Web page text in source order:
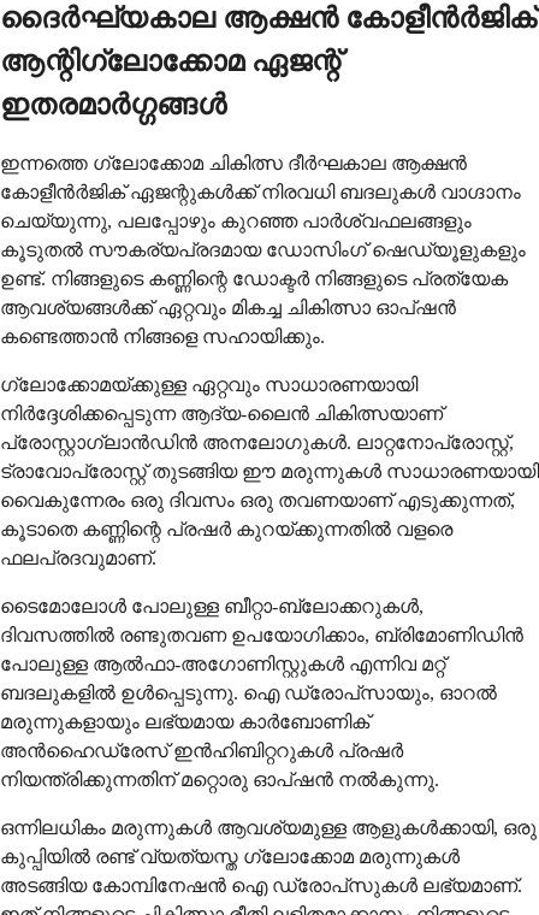
ദൈർഘ്യകാല ആക്ഷൻ കോളീൻർജിക്
ആന്റിഗ്ലോക്കോമ ഏജന്റ്
ഇതരമാർഗ്ഗങ്ങൾ
ഇന്നത്തെ ഗ്ലോക്കോമ ചികിത്സ ദീർഘകാല ആക്ഷൻ
കോളീൻർജിക് ഏജന്റുകൾക്ക് നിരവധി ബദലുകൾ വാഗ്ദാനം
ചെയ്യുന്നു, പലപ്പോഴും കുറഞ്ഞ പാർശ്വഫലങ്ങളും
കൂടുതൽ സൗകര്യപ്രദമായ ഡോസിംഗ് ഷെഡ്യൂളുകളും
ഉണ്ട്. നിങ്ങളുടെ കണ്ണിന്റെ ഡോക്ടർ നിങ്ങളുടെ പ്രത്യേക
ആവശ്യങ്ങൾക്ക് ഏറ്റവും മികച്ച ചികിത്സാ ഓപ്ഷൻ
കണ്ടെത്താൻ നിങ്ങളെ സഹായിക്കും.
ഗ്ലോക്കോമയ്ക്കുള്ള ഏറ്റവും സാധാരണയായി
നിർദ്ദേശിക്കപ്പെടുന്ന ആദ്യ-ലൈൻ ചികിത്സയാണ്
പ്രോസ്റ്റാഗ്ലാൻഡിൻ അനലോഗുകൾ. ലാറ്റനോപ്രോസ്റ്റ്,
ട്രാവോപ്രോസ്റ്റ് തുടങ്ങിയ ഈ മരുന്നുകൾ സാധാരണയായി
വൈകുന്നേരം ഒരു ദിവസം ഒരു തവണയാണ് എടുക്കുന്നത്,
കൂടാതെ കണ്ണിന്റെ പ്രഷർ കുറയ്ക്കുന്നതിൽ വളരെ
ഫലപ്രദവുമാണ്.
ടൈമോലോൾ പോലുള്ള ബീറ്റാ-ബ്ലോക്കറുകൾ,
ദിവസത്തിൽ രണ്ടുതവണ ഉപയോഗിക്കാം, ബ്രിമോണിഡിൻ
പോലുള്ള ആൽഫാ-അഗോണിസ്റ്റുകൾ എന്നിവ മറ്റ്
ബദലുകളിൽ ഉൾപ്പെടുന്നു. ഐ ഡ്രോപ്‌സായും, ഓറൽ
മരുന്നുകളായും ലഭ്യമായ കാർബോണിക്
അൻഹൈഡ്രേസ് ഇൻഹിബിറ്ററുകൾ പ്രഷർ
നിയന്ത്രിക്കുന്നതിന് മറ്റൊരു ഓപ്ഷൻ നൽകുന്നു.
ഒന്നിലധികം മരുന്നുകൾ ആവശ്യമുള്ള ആളുകൾക്കായി, ഒരു
കുപ്പിയിൽ രണ്ട് വ്യത്യസ്ത ഗ്ലോക്കോമ മരുന്നുകൾ
അടങ്ങിയ കോമ്പിനേഷൻ ഐ ഡ്രോപ്‌സുകൾ ലഭ്യമാണ്.